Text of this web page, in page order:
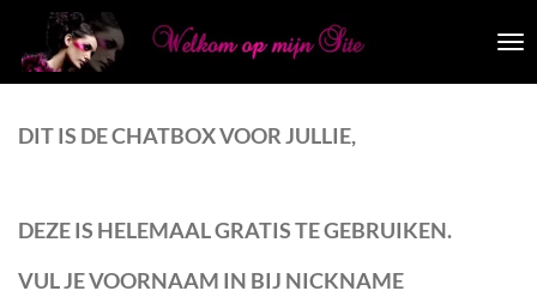
direct
naar
hoofdinhoud
DIT IS DE CHATBOX VOOR JULLIE,
DEZE IS HELEMAAL GRATIS TE GEBRUIKEN.
VUL JE VOORNAAM IN BIJ NICKNAME